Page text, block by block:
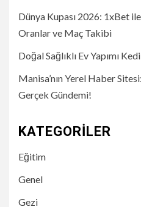
Dünya Kupası 2026: 1xBet
Oranlar ve Maç Takibi
Doğal Sağlıklı Ev Yapımı
Manisa’nın Yerel Haber
Gerçek Gündemi!
KATEGORILER
Eğitim
Genel
Gezi